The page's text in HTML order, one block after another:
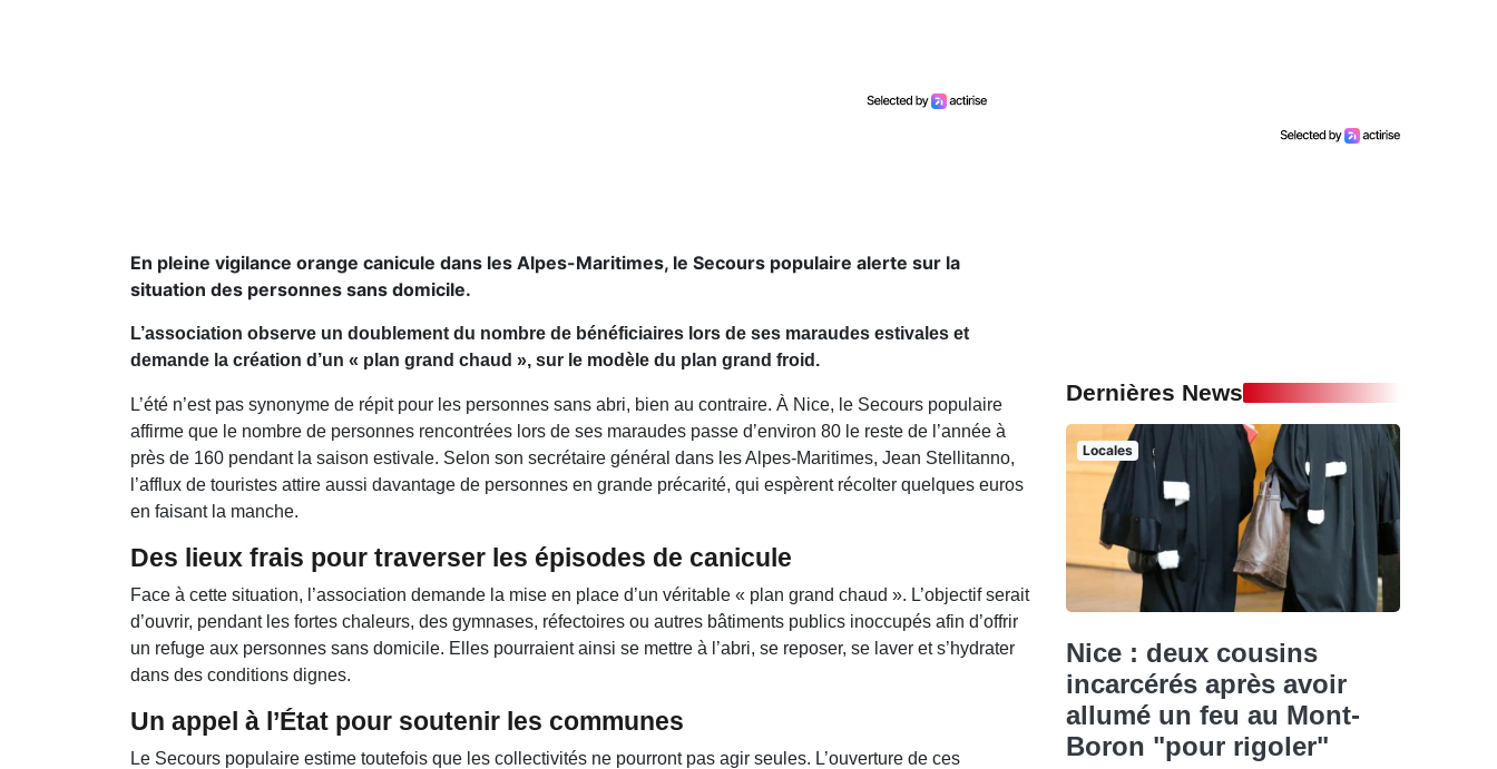
En pleine vigilance orange canicule dans les Alpes-Maritimes, le Secours populaire alerte sur la
situation des personnes sans domicile.
L’association observe un doublement du nombre de bénéficiaires lors de ses maraudes estivales et
demande la création d’un « plan grand chaud », sur le modèle du plan grand froid.
L’été n’est pas synonyme de répit pour les personnes sans abri, bien au contraire. À Nice, le Secours populaire
affirme que le nombre de personnes rencontrées lors de ses maraudes passe d’environ 80 le reste de l’année à
près de 160 pendant la saison estivale. Selon son secrétaire général dans les Alpes-Maritimes, Jean Stellitanno,
l’afflux de touristes attire aussi davantage de personnes en grande précarité, qui espèrent récolter quelques euros
en faisant la manche.
Des lieux frais pour traverser les épisodes de canicule
Face à cette situation, l’association demande la mise en place d’un véritable « plan grand chaud ». L’objectif serait
d’ouvrir, pendant les fortes chaleurs, des gymnases, réfectoires ou autres bâtiments publics inoccupés afin d’offrir
un refuge aux personnes sans domicile. Elles pourraient ainsi se mettre à l’abri, se reposer, se laver et s’hydrater
dans des conditions dignes.
Un appel à l’État pour soutenir les communes
Le Secours populaire estime toutefois que les collectivités ne pourront pas agir seules. L’ouverture de ces
Dernières News
Locales
Nice : deux cousins
incarcérés après avoir
allumé un feu au Mont-
Boron "pour rigoler"